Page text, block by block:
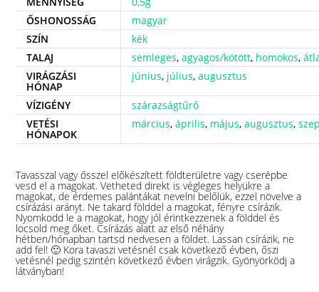
ŐSHONOSSÁG
magyar
SZÍN
kék
TALAJ
semleges,agyagos/kötött, homokos,
VIRÁGZÁSI
HÓNAP
június, július,augusztus
VÍZIGÉNY
szárazságtűrő
VETÉSI
HÓNAPOK
március,április, május,augusztus,
Tavasszal vagy ősszel előkészített földterületre vagy cserépbe
vesd el a magokat. Vetheted direkt is végleges helyükre a
magokat, de érdemes palántákat nevelni belőlük, ezzel növelve a
csírázási arányt. Ne takard földdel a magokat, fényre csírázik.
Nyomkodd le a magokat, hogy jól érintkezzenek a földdel és
locsold meg őket. Csírázás alatt az első néhány
hétben/hónapban tartsd nedvesen a földet. Lassan csírázik, ne
add fel! 🙂 Kora tavaszi vetésnél csak következő évben, őszi
vetésnél pedig szintén következő évben virágzik. Gyönyörködj a
látványban!